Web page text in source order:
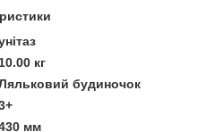
кг
будиночок
мм